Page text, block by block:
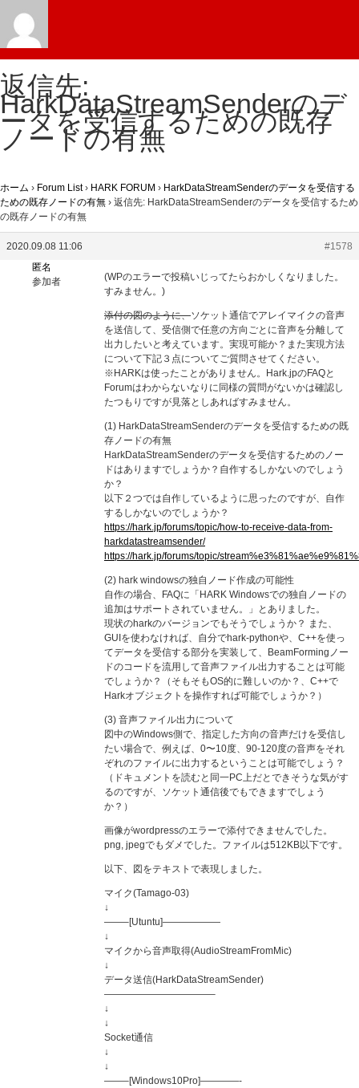
返信先:
HarkDataStreamSenderのデ
ータを受信するための既存
ノードの有無
ホーム › Forum List › HARK FORUM › HarkDataStreamSenderのデータを受信する
ための既存ノードの有無 › 返信先: HarkDataStreamSenderのデータを受信するため
の既存ノードの有無
2020.09.08 11:06
#1578
匿名
参加者
(WPのエラーで投稿いじってたらおかしくなりました。
すみません。)
添付の図のように、ソケット通信でアレイマイクの音声
を送信して、受信側で任意の方向ごとに音声を分離して
出力したいと考えています。実現可能か？また実現方法
について下記３点についてご質問させてください。
※HARKは使ったことがありません。Hark.jpのFAQと
Forumはわからないなりに同様の質問がないかは確認し
たつもりですが見落としあればすみません。
(1) HarkDataStreamSenderのデータを受信するための既
存ノードの有無
HarkDataStreamSenderのデータを受信するためのノー
ドはありますでしょうか？自作するしかないのでしょう
か？
以下２つでは自作しているように思ったのですが、自作
するしかないのでしょうか？
https://hark.jp/forums/topic/how-to-receive-data-from-
harkdatastreamsender/
https://hark.jp/forums/topic/
(2) hark windowsの独自ノード作成の可能性
自作の場合、FAQに「HARK Windowsでの独自ノードの
追加はサポートされていません。」とありました。
現状のharkのバージョンでもそうでしょうか？ また、
GUIを使わなければ、自分でhark-pythonや、C++を使っ
てデータを受信する部分を実装して、BeamFormingノー
ドのコードを流用して音声ファイル出力することは可能
でしょうか？（そもそもOS的に難しいのか？、C++で
Harkオブジェクトを操作すれば可能でしょうか？）
(3) 音声ファイル出力について
図中のWindows側で、指定した方向の音声だけを受信し
たい場合で、例えば、0〜10度、90-120度の音声をそれ
ぞれのファイルに出力するということは可能でしょう？
（ドキュメントを読むと同一PC上だとできそうな気がす
るのですが、ソケット通信後でもできますでしょう
か？）
画像がwordpressのエラーで添付できませんでした。
png, jpegでもダメでした。ファイルは512KB以下です。
以下、図をテキストで表現しました。
マイク(Tamago-03)
↓
——–[Utuntu]——————
↓
マイクから音声取得(AudioStreamFromMic)
↓
データ送信(HarkDataStreamSender)
———————————–
↓
↓
Socket通信
↓
↓
——–[Windows10Pro]————-